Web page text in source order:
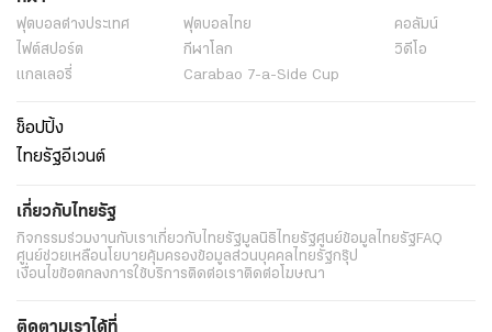
ฟุตบอลต่่างประเทศ ฟุตบอลไทย
คอลัมน์
ไฟต์สปอร์ต
กีฬาโลก
วิดีโอ
แกลเลอรี่
Carabao 7-a-Side Cup
ช็อปปิ้ง
ไทยรัฐอีเวนต์
เกี่ยวกับไทยรัฐ
กิจกรรมร่วมงานกับเราเกี่ยวกับไทยรัฐมูลนิธิไทยรัฐศูนย์ข้อมูลไทยรัฐFAQ
ศูนย์ช่วยเหลือนโยบายคุ้มครองข้อมูลส่วนบุคคลไทยรัฐกรุ๊ป
เงื่อนไขข้อตกลงการใช้บริการติดต่อเราติดต่อโฆษณา
ติดตามเราได้ที่